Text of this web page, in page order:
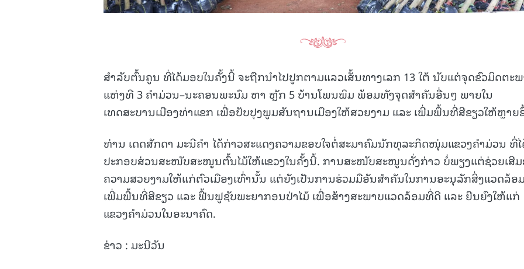
ສໍາລັບຕົ້ນຄູນ ທີ່ໄດ້ມອບໃນຄັ້ງນີ້ ຈະຖືກນໍາໄປປູກຕາມແລວເສັ້ນທາງເລກ 13 ໃຕ້ ນັບແຕ່ຈຸດຂົວມິດຕະ
ແຫ່ງທີ 3 ຄໍາມ່ວນ–ນະຄອນພະນົມ ຫາ ຫຼັກ 5 ບ້ານໂພນພິມ ພ້ອມທັງຈຸດສໍາຄັນອື່ນໆ ພາຍໃນ
ເທດສະບານເມືອງທ່າແຂກ ເພື່ອປັບປຸງພູມສັນຖານເມືອງໃຫ້ສວຍງາມ ແລະ ເພີ່ມພື້ນທີ່ສີຂຽວໃຫ້ຫຼາຍ
ທ່ານ ເດດສັກດາ ມະນີຄໍາ ໄດ້ກ່າວສະແດງຄວາມຂອບໃຈຕໍ່ສະມາຄົມນັກທຸລະກິດໜຸ່ມແຂວງຄໍາມ່ວນ ທີ່
ປະກອບສ່ວນສະໜັບສະໜູນຕົ້ນໄມ້ໃຫ້ແຂວງໃນຄັ້ງນີ້. ການສະໜັບສະໜູນດັ່ງກ່າວ ບໍ່ພຽງແຕ່ຊ່ວຍເສີມ
ຄວາມສວຍງາມໃຫ້ແກ່ຕົວເມືອງເທົ່ານັ້ນ ແຕ່ຍັງເປັນການຮ່ວມມືອັນສໍາຄັນໃນການອະນຸລັກສິ່ງແວດລ້ອ
ເພີ່ມພື້ນທີ່ສີຂຽວ ແລະ ຟື້ນຟູຊັບພະຍາກອນປ່າໄມ້ ເພື່ອສ້າງສະພາບແວດລ້ອມທີ່ດີ ແລະ ຍືນຍົງໃຫ້ແກ່
ແຂວງຄໍາມ່ວນໃນອະນາຄົດ.
ຂ່າວ : ມະນີວັນ